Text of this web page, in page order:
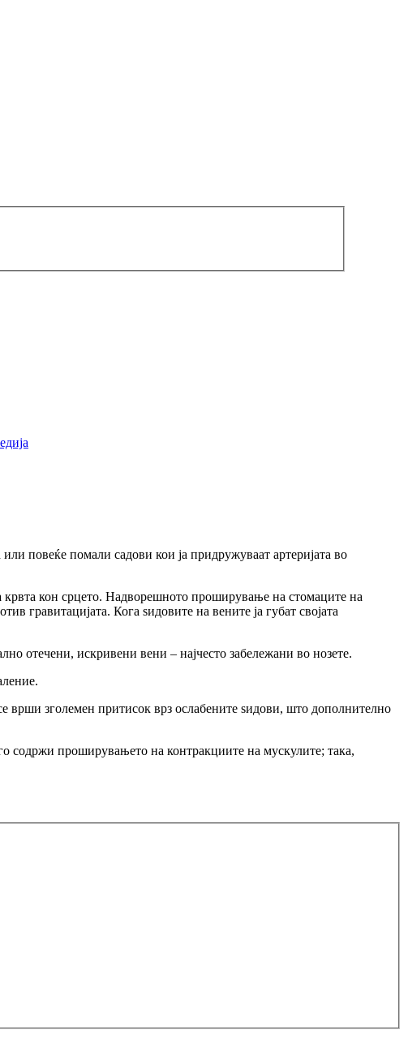
повеќе помали садови кои ја придружуваат артеријата во
кон срцето. Надворешното проширување на стомаците на
гравитацијата. Кога ѕидовите на вените ја губат својата
отечени, искривени вени – најчесто забележани во нозете.
врши зголемен притисок врз ослабените ѕидови, што дополнително
содржи проширувањето на контракциите на мускулите; така,